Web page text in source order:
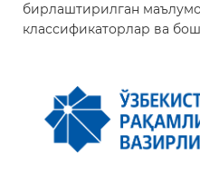
бирлаштирилган
классификаторлар ва